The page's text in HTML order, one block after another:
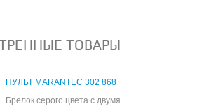
ТОВАРЫ
ПУЛЬТ MARANTEC 302 868
Брелок серого цвета с двумя